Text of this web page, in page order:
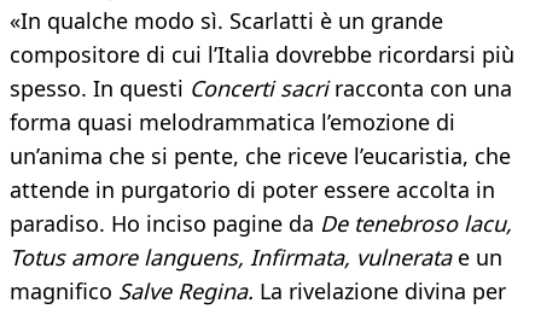
«In qualche modo sì. Scarlatti è un grande
compositore di cui l’Italia dovrebbe ricordarsi più
spesso. In questi Concerti sacriracconta con una
forma quasi melodrammatica l’emozione di
un’anima che si pente, che riceve l’eucaristia, che
attende in purgatorio di poter essere accolta in
paradiso. Ho inciso pagine da De tenebroso lacu,
Totus amore languens, Infirmata, vulneratae un
magnifico Salve Regina. La rivelazione divina per